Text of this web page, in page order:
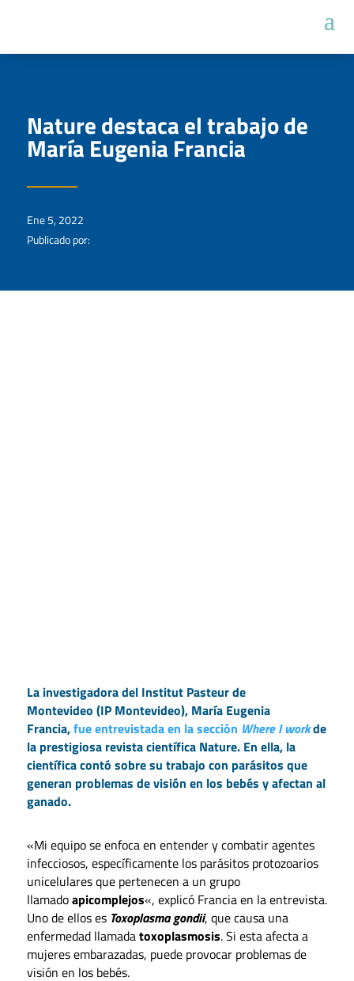
Nature destaca el trabajo de
María Eugenia Francia
Ene 5, 2022
Publicado por:
La investigadora del Institut Pasteur de
Montevideo (IP Montevideo), María Eugenia
Francia,fue entrevistada en la sección Where I workde
la prestigiosa revista científica Nature. En ella, la
científica contó sobre su trabajo con parásitos que
generan problemas de visión en los bebés y afectan al
ganado.
«Mi equipo se enfoca en entender y combatir agentes
infecciosos, específicamente los parásitos protozoarios
unicelulares que pertenecen a un grupo
llamadoapicomplejos«, explicó Francia en la entrevista.
Uno de ellos es Toxoplasma gondii, que causa una
enfermedad llamadatoxoplasmosis. Si esta afecta a
mujeres embarazadas, puede provocar problemas de
visión en los bebés.